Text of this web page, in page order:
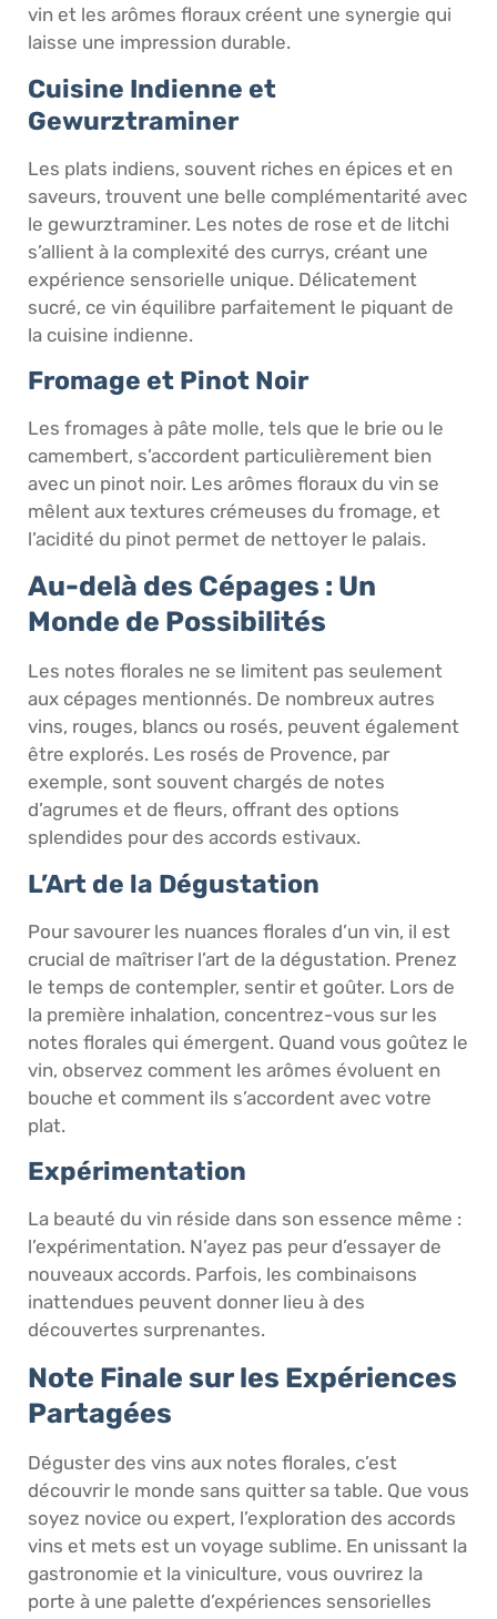
vin et les arômes floraux créent une synergie qui
laisse une impression durable.
Cuisine Indienne et
Gewurztraminer
Les plats indiens, souvent riches en épices et en
saveurs, trouvent une belle complémentarité avec
le gewurztraminer. Les notes de rose et de litchi
s’allient à la complexité des currys, créant une
expérience sensorielle unique. Délicatement
sucré, ce vin équilibre parfaitement le piquant de
la cuisine indienne.
Fromage et Pinot Noir
Les fromages à pâte molle, tels que le brie ou le
camembert, s’accordent particulièrement bien
avec un pinot noir. Les arômes floraux du vin se
mêlent aux textures crémeuses du fromage, et
l’acidité du pinot permet de nettoyer le palais.
Au-delà des Cépages : Un
Monde de Possibilités
Les notes florales ne se limitent pas seulement
aux cépages mentionnés. De nombreux autres
vins, rouges, blancs ou rosés, peuvent également
être explorés. Les rosés de Provence, par
exemple, sont souvent chargés de notes
d’agrumes et de fleurs, offrant des options
splendides pour des accords estivaux.
L’Art de la Dégustation
Pour savourer les nuances florales d’un vin, il est
crucial de maîtriser l’art de la dégustation. Prenez
le temps de contempler, sentir et goûter. Lors de
la première inhalation, concentrez-vous sur les
notes florales qui émergent. Quand vous goûtez le
vin, observez comment les arômes évoluent en
bouche et comment ils s’accordent avec votre
plat.
Expérimentation
La beauté du vin réside dans son essence même :
l’expérimentation. N’ayez pas peur d’essayer de
nouveaux accords. Parfois, les combinaisons
inattendues peuvent donner lieu à des
découvertes surprenantes.
Note Finale sur les Expériences
Partagées
Déguster des vins aux notes florales, c’est
découvrir le monde sans quitter sa table. Que vous
soyez novice ou expert, l’exploration des accords
vins et mets est un voyage sublime. En unissant la
gastronomie et la viniculture, vous ouvrirez la
porte à une palette d’expériences sensorielles